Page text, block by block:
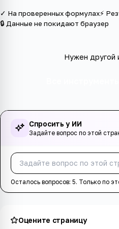
✓ На проверенных формулах⚡
🔒 Данные не покидают браузер
Нужен другой
Спросить у ИИ
Задайте вопрос по этой
Осталось вопросов: 5. Только по
Оцените страницу